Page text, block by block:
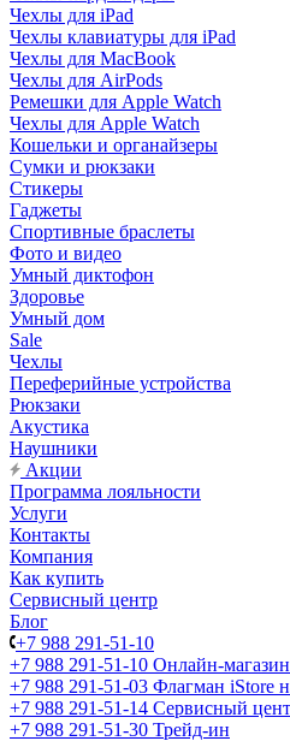
Чехлы для iPad
Чехлы клавиатуры для iPad
Чехлы для MacBook
Чехлы для AirPods
Ремешки для Apple Watch
Чехлы для Apple Watch
Кошельки и органайзеры
Сумки и рюкзаки
Стикеры
Гаджеты
Спортивные браслеты
Фото и видео
Умный диктофон
Здоровье
Умный дом
Sale
Чехлы
Переферийные устройства
Рюкзаки
Акустика
Наушники
Акции
Программа лояльности
Услуги
Контакты
Компания
Как купить
Сервисный центр
Блог
+7 988 291-51-10
+7 988 291-51-10 Онлайн-
+7 988 291-51-03 Флагман iStore
+7 988 291-51-14 Сервисный
+7 988 291-51-30 Трейд-ин